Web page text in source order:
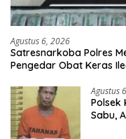
Agustus 6, 2026
Satresnarkoba Polres
Pengedar Obat Keras
Agustus
Polsek
Sabu,